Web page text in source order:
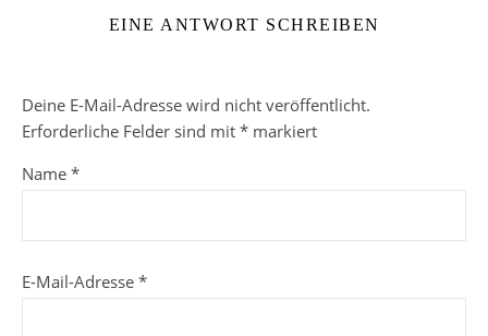
EINE ANTWORT SCHREIBEN
Deine E-Mail-Adresse wird nicht veröffentlicht.
Erforderliche Felder sind mit * markiert
Name *
E-Mail-Adresse *